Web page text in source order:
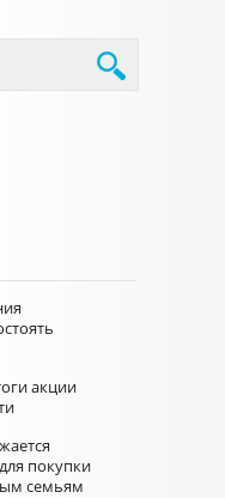
акции
покупки
семьям